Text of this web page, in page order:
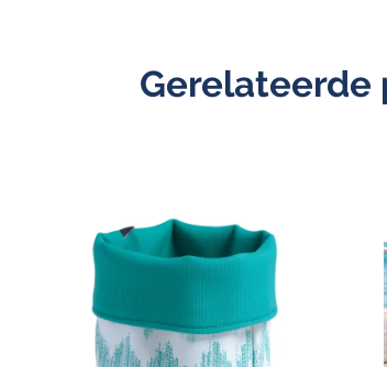
Gerelateerde